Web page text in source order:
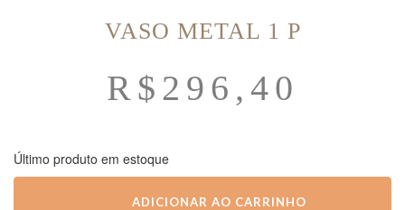
VASO METAL 1 P
R$ 296,40
Último produto em estoque
ADICIONAR AO CARRINHO